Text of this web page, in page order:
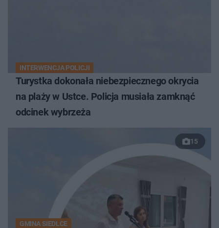
INTERWENCJA POLICJI
Turystka dokonała niebezpiecznego okrycia
na plaży w Ustce. Policja musiała zamknąć
odcinek wybrzeża
15
GMINA SIEDLCE